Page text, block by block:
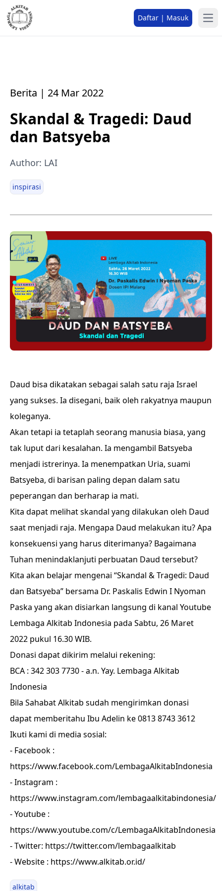
Daftar | Masuk
Berita | 24 Mar 2022
Skandal & Tragedi: Daud
dan Batsyeba
Author: LAI
inspirasi
Daud bisa dikatakan sebagai salah satu raja Israel
yang sukses. Ia disegani, baik oleh rakyatnya maupun
koleganya.
Akan tetapi ia tetaplah seorang manusia biasa, yang
tak luput dari kesalahan. Ia mengambil Batsyeba
menjadi istrerinya. Ia menempatkan Uria, suami
Batsyeba, di barisan paling depan dalam satu
peperangan dan berharap ia mati.
Kita dapat melihat skandal yang dilakukan oleh Daud
saat menjadi raja. Mengapa Daud melakukan itu? Apa
konsekuensi yang harus diterimanya? Bagaimana
Tuhan menindaklanjuti perbuatan Daud tersebut?
Kita akan belajar mengenai “Skandal & Tragedi: Daud
dan Batsyeba” bersama Dr. Paskalis Edwin I Nyoman
Paska yang akan disiarkan langsung di kanal Youtube
Lembaga Alkitab Indonesia pada Sabtu, 26 Maret
2022 pukul 16.30 WIB.
Donasi dapat dikirim melalui rekening:
BCA : 342 303 7730 - a.n. Yay. Lembaga Alkitab
Indonesia
Bila Sahabat Alkitab sudah mengirimkan donasi
dapat memberitahu Ibu Adelin ke 0813 8743 3612
Ikuti kami di media sosial:
- Facebook :
https://www.facebook.com/LembagaAlkitabIndonesia
- Instagram :
https://www.instagram.com/lembagaalkitabindonesia/
- Youtube :
https://www.youtube.com/c/LembagaAlkitabIndonesia
- Twitter: https://twitter.com/lembagaalkitab
- Website : https://www.alkitab.or.id/
alkitab